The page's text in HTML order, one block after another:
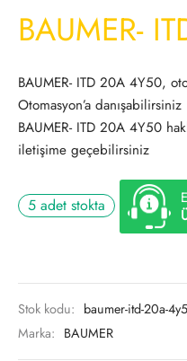
BAUMER-
BAUMER- ITD 20A 4Y50,
Otomasyon’a
BAUMER- ITD 20A 4Y50
iletişime geçebilirsiniz
5 adet stokta
Stok kodu: baumer-itd-20a-
Marka: BAUMER